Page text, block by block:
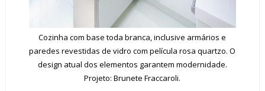
Cozinha com base toda branca, inclusive armários e
paredes revestidas de vidro com película rosa quartzo. O
design atual dos elementos garantem modernidade.
Projeto: Brunete Fraccaroli.